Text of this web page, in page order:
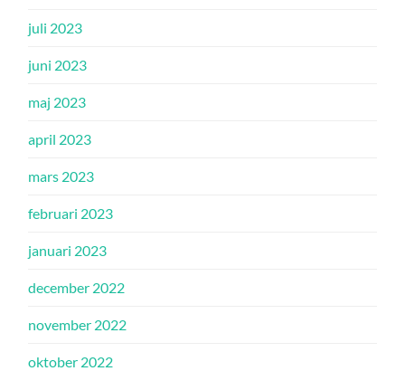
juli 2023
juni 2023
maj 2023
april 2023
mars 2023
februari 2023
januari 2023
december 2022
november 2022
oktober 2022